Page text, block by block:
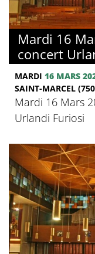
Mardi 16
concert
MARDI 16 MARS
SAINT-MARCEL
Mardi 16 Mars
Urlandi Furiosi